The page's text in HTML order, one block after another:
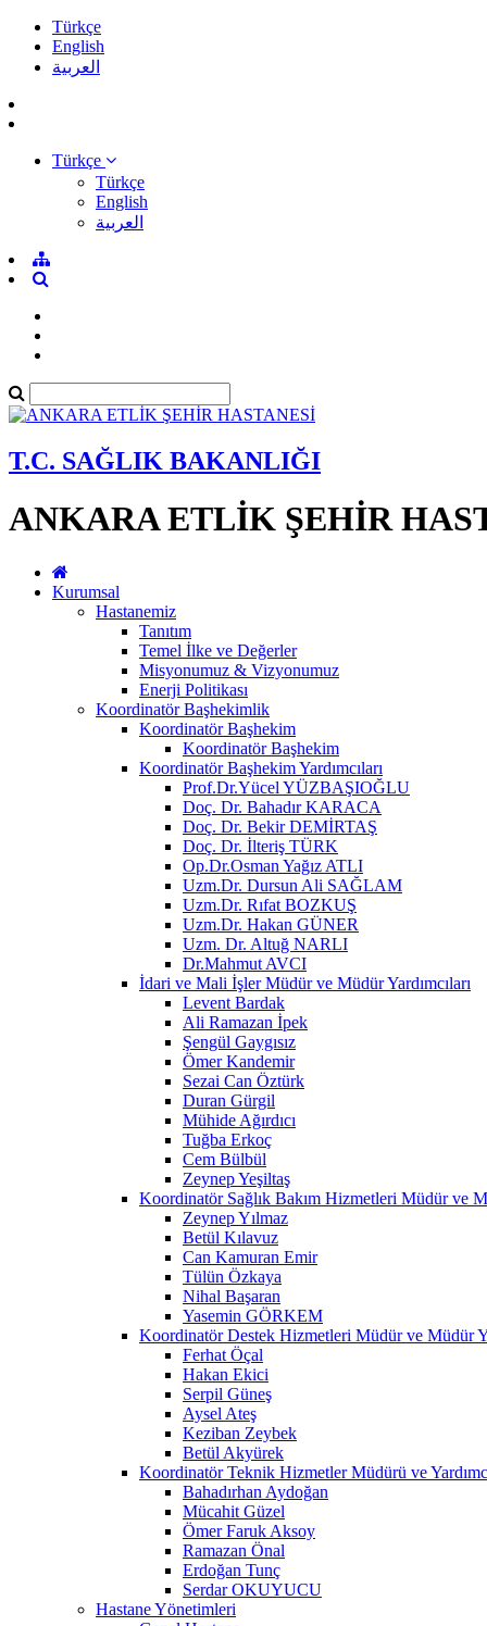
Türkçe
English
العربية
Türkçe
Türkçe
English
العربية
T.C. SAĞLIK BAKANLIĞI
ANKARA ETLİK ŞEHİR
Kurumsal
Hastanemiz
Tanıtım
Temel İlke ve Değerler
Misyonumuz & Vizyonumuz
Enerji Politikası
Koordinatör Başhekimlik
Koordinatör Başhekim
Koordinatör Başhekim
Koordinatör Başhekim Yardımcıları
Prof.Dr.Yücel YÜZBAŞIOĞLU
Doç. Dr. Bahadır KARACA
Doç. Dr. Bekir DEMİRTAŞ
Doç. Dr. İlteriş TÜRK
Op.Dr.Osman Yağız ATLI
Uzm.Dr. Dursun Ali SAĞLAM
Uzm.Dr. Rıfat BOZKUŞ
Uzm.Dr. Hakan GÜNER
Uzm. Dr. Altuğ NARLI
Dr.Mahmut AVCI
İdari ve Mali İşler Müdür ve Müdür Yardımcıları
Levent Bardak
Ali Ramazan İpek
Şengül Gaygısız
Ömer Kandemir
Sezai Can Öztürk
Duran Gürgil
Mühide Ağırdıcı
Tuğba Erkoç
Cem Bülbül
Zeynep Yeşiltaş
Koordinatör Sağlık Bakım Hizmetleri Müdür ve
Zeynep Yılmaz
Betül Kılavuz
Can Kamuran Emir
Tülün Özkaya
Nihal Başaran
Yasemin GÖRKEM
Koordinatör Destek Hizmetleri Müdür ve Müdür
Ferhat Öçal
Hakan Ekici
Serpil Güneş
Aysel Ateş
Keziban Zeybek
Betül Akyürek
Koordinatör Teknik Hizmetler Müdürü ve
Bahadırhan Aydoğan
Mücahit Güzel
Ömer Faruk Aksoy
Ramazan Önal
Erdoğan Tunç
Serdar OKUYUCU
Hastane Yönetimleri